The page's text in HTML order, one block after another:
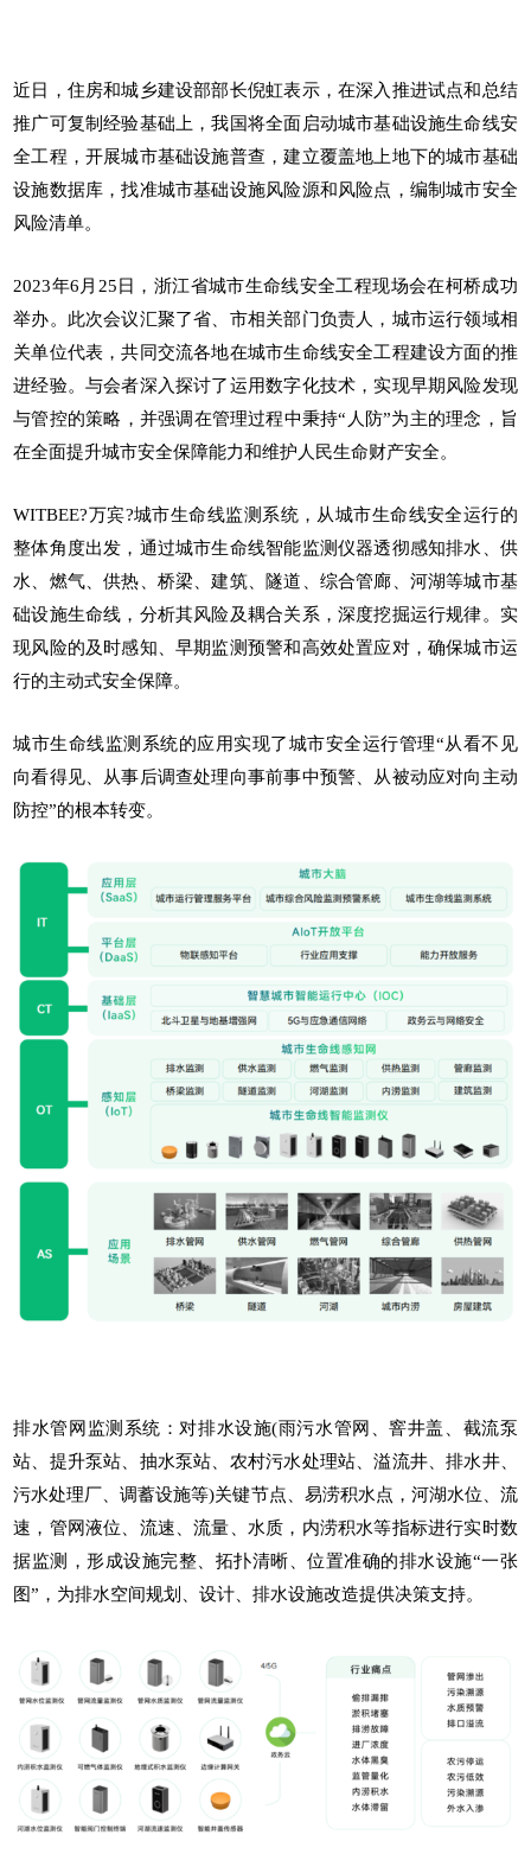
近日，住房和城乡建设部部长倪虹表示，在深入推进试点和总结
推广可复制经验基础上，我国将全面启动城市基础设施生命线安
全工程，开展城市基础设施普查，建立覆盖地上地下的城市基础
设施数据库，找准城市基础设施风险源和风险点，编制城市安全
风险清单。
2023年6月25日，浙江省城市生命线安全工程现场会在柯桥成功
举办。此次会议汇聚了省、市相关部门负责人，城市运行领域相
关单位代表，共同交流各地在城市生命线安全工程建设方面的推
进经验。与会者深入探讨了运用数字化技术，实现早期风险发现
与管控的策略，并强调在管理过程中秉持“人防”为主的理念，旨
在全面提升城市安全保障能力和维护人民生命财产安全。
WITBEE?万宾?城市生命线监测系统，从城市生命线安全运行的
整体角度出发，通过城市生命线智能监测仪器透彻感知排水、供
水、燃气、供热、桥梁、建筑、隧道、综合管廊、河湖等城市基
础设施生命线，分析其风险及耦合关系，深度挖掘运行规律。实
现风险的及时感知、早期监测预警和高效处置应对，确保城市运
行的主动式安全保障。
城市生命线监测系统的应用实现了城市安全运行管理“从看不见
向看得见、从事后调查处理向事前事中预警、从被动应对向主动
防控”的根本转变。
排水管网监测系统 ：对排水设施(雨污水管网、窨井盖、截流泵
站、提升泵站、抽水泵站、农村污水处理站、溢流井、排水井、
污水处理厂、调蓄设施等)关键节点、易涝积水点，河湖水位、流
速，管网液位、流速、流量、水质，内涝积水等指标进行实时数
据监测，形成设施完整、拓扑清晰、位置准确的排水设施“一张
图”，为排水空间规划、设计、排水设施改造提供决策支持。